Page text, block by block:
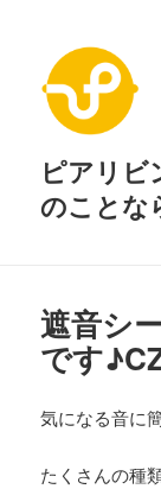
ピアリビ
のことな
遮音シ
です
気になる音に
たくさんの種